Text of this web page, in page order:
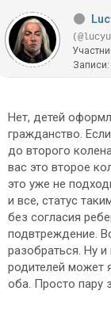
Записи:
Нет, детей
гражданство.
до второго
вас это второе
это уже не
и все, статус
без согласия
подвтреждение.
разобраться. Ну
родителей может
оба. Просто пару